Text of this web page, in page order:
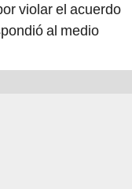
violar el acuerdo
al medio